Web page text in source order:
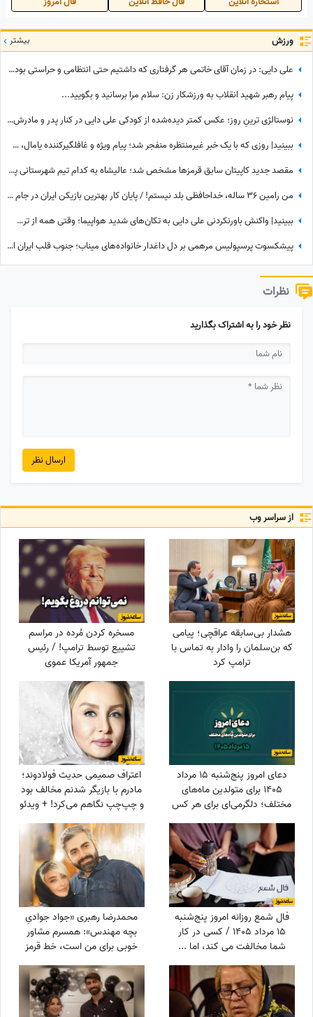
ورزش بیشتر
علی دایی: در زمان آقای خاتمی هر گرفتاری‌ که داشتیم حتی انتظامی و حراستی بود، ایشان به راحتی حل می‌کردند درباره پاداش هم به تمام قولشان عمل کردند و...
پیام رهبر شهید انقلاب به ورزشکار زن: سلام مرا برسانید و بگویید...
نوستالژی ترینِ روز؛ عکس کمتر دیده‌شده از کودکی علی دایی در کنار پدر و مادرش؛ سفری که خاطره شد
ببینید| روزی که با یک خبر غیرمنتظره منفجر شد؛ پیام ویژه و غافلگیرکننده یامال، ستاره تیم اسپانیا برای دختر 28 ساله داور صداتو چه بود؟
مقصد جدید کاپیتان سابق قرمزها مشخص شد؛ عالیشاه به کدام تیم شهرستانی پیوست؟
من رامین 36 ساله، خداحافظی بلد نیستم! / پایان کار بهترین بازیکن ایران در جام جهانی با استقلال تهران
ببینید| واکنش باورنکردنی علی دایی به تکان‌های شدید هواپیما؛ وقتی همه از ترس رنگشان پریده بود اما آقای فوتبالیست...
پیشکسوت پرسپولیس مرهمی بر دل داغدار خانواده‌های میناب؛ جنوب قلب ایران است...
نظرات
نظر خود را به اشتراک بگذارید
ارسال نظر
از سراسر وب
هشدار بی‌سابقه عراقچی؛ پیامی
که بن‌سلمان را وادار به تماس با
ترامپ کرد
مسخره کردن مُرده در مراسم
تشییع توسط ترامپ! / رئیس
جمهور آمریکا عموی
سلطنت‌طلب‌ها را با جوک و خنده
راهی جهنم کرد
دعای امروز پنج‌شنبه 15 مرداد
1405 برای متولدین ماه‌های
مختلف؛ دلگرمی‌ای برای هر کس
که در آرزوها و نیازهای زندگی
مانده است
اعتراف صمیمی حدیث فولادوند؛
مادرم با بازیگر شدنم مخالف بود
و چپ‌چپ نگاهم می‌کرد! + ویدئو
فال شمع روزانه امروز پنج‌شنبه
15 مرداد 1405 / کسی در کار
شما مخالفت می کند، اما ...
محمدرضا رهبری «جواد جوادیِ
بچه مهندس»: همسرم مشاور
خوبی برای من است، خط قرمز
دائم استرس داشتم که مبادا
فیلم یا عکسی از من گرفته شود
و بعدا برای من دردسر ایجاد کند!